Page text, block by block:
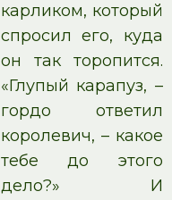
карликом, который
спросил его, куда
он так торопится.
«Глупый карапуз, –
гордо ответил
королевич, – какое
тебе до этого
дело?» И